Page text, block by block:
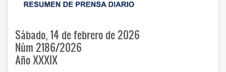
Sábado, 14 de febrero de 2026
Núm 2186/2026
Año XXXIX